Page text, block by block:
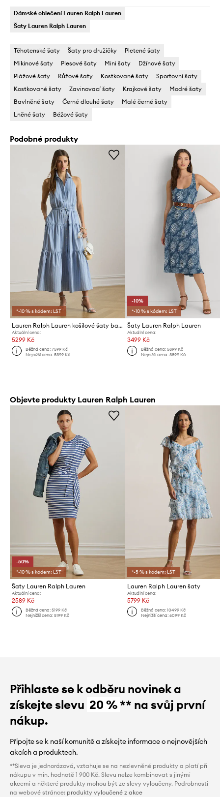
Dámské oblečení Lauren Ralph Lauren
Šaty Lauren Ralph Lauren
Těhotenské šaty Šaty pro družičky
Pletené šaty
Mikinové šaty
Plesové šaty Mini šaty
Džínové šaty
Plážové šaty
Růžové šaty Kostkované šaty
Sportovní šaty
Kostkované šaty
Zavinovací šaty Krajkové šaty
Modré šaty
Bavlněné šaty
Černé dlouhé šaty
Malé černé šaty
Lněné šaty
Béžové šaty
Podobné produkty
*-10 % s kódem: LST
Lauren Ralph Lauren košilové šaty bavlněné
Aktuální cena:
5299 Kč
Běžná cena:7599 Kč
Nejnižší cena:5399 Kč
-10%
*-10 % s kódem: LST
Šaty Lauren Ralph Lauren
Aktuální cena:
3499 Kč
Běžná cena: 5899 Kč
Nejnižší cena: 3899 Kč
Objevte produkty Lauren Ralph Lauren
-50%
*-10 % s kódem: LST
Šaty Lauren Ralph Lauren
Aktuální cena:
2589 Kč
Běžná cena:5199 Kč
Nejnižší cena:5199 Kč
*-5 % s kódem: LST
Lauren Ralph Lauren šaty
Aktuální cena:
5799 Kč
Běžná cena: 10499 Kč
Nejnižší cena: 6099 Kč
Přihlaste se k odběru novinek a
získejte slevu 20 %** na svůj první
nákup.
Připojte se k naší komunitě a získejte informace o nejnovějších
akcích a produktech.
**Sleva je jednorázová, vztahuje se na nezlevněné produkty a platí při
nákupu v min. hodnotě 1 900 Kč. Slevu nelze kombinovat s jinými
akcemi a některé produkty mohou být ze slevy vyloučeny. Podrobnosti
na webové stránce: produkty vyloučené z akce